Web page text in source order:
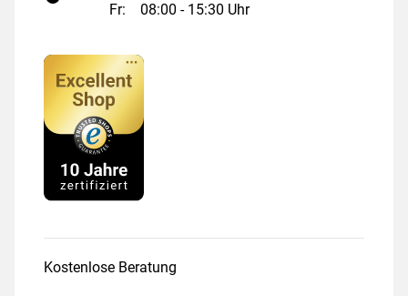
Fr:
08:00 - 15:30 Uhr
Kostenlose Beratung